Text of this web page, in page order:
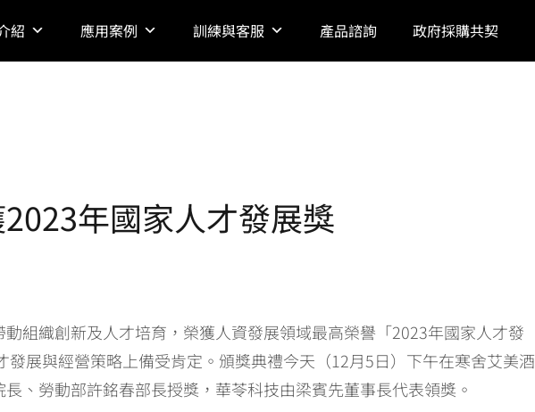
紹 應用案例 訓練與客服 產品諮詢 政府採購共契
年國家人才發展獎
組織創新及人才培育，榮獲人資發展領域最高榮譽「2023年國家人才發
發展與經營策略上備受肯定。頒獎典禮今天（12月5日）下午在寒舍艾美酒
、勞動部許銘春部長授獎，華苓科技由梁賓先董事長代表領獎。